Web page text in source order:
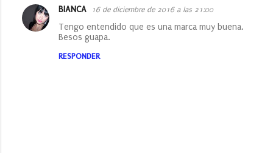
BIANCA 16 de diciembre de 2016 a las 21:00
Tengo entendido que es una marca muy buena.
Besos guapa.
RESPONDER